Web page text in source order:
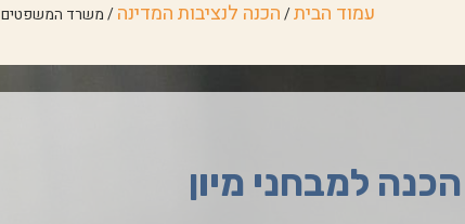
עמוד הבית/הכנה לנציבות המדינה/ משרד המשפטים
למבחני מיון